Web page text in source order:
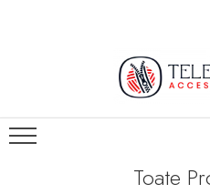
Ace cusut manual
Ace masina cusut
Ace tricotat/crosetat
Fermoare metal
Fermoare nailon
Fermoare plasticToate